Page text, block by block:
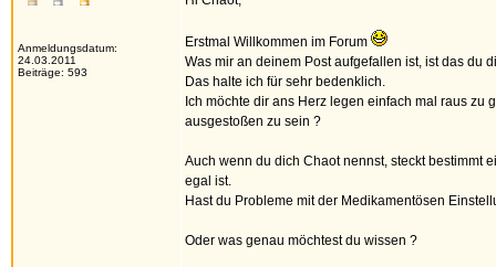
Anmeldungsdatum:
24.03.2011
Beiträge: 593
Erstmal Willkommen im Forum
Was mir an deinem Post aufgefallen ist, ist das du
Das halte ich für sehr bedenklich.
Ich möchte dir ans Herz legen einfach mal raus
ausgestoßen zu sein ?
Auch wenn du dich Chaot nennst, steckt bestimmt
egal ist.
Hast du Probleme mit der Medikamentösen
Oder was genau möchtest du wissen ?